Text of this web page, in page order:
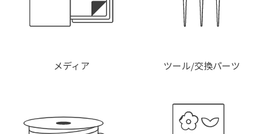
メディア ツール/交換パーツ